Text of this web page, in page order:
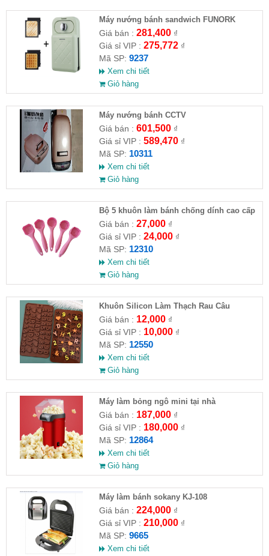
Máy nướng bánh sandwich FUNORK
Giá bán : 281,400₫
Giá sỉ VIP : 275,772₫
Mã SP: 9237
Xem chi tiết
Giỏ hàng
Máy nướng bánh CCTV
Giá bán : 601,500₫
Giá sỉ VIP : 589,470₫
Mã SP: 10311
Xem chi tiết
Giỏ hàng
Bộ 5 khuôn làm bánh chống dính cao cấp
Giá bán : 27,000₫
Giá sỉ VIP : 24,000₫
Mã SP: 12310
Xem chi tiết
Giỏ hàng
Khuôn Silicon Làm Thạch Rau Câu
Chocolate
Giá bán : 12,000₫
Giá sỉ VIP : 10,000₫
Mã SP: 12550
Xem chi tiết
Giỏ hàng
Máy làm bỏng ngô mini tại nhà
Giá bán : 187,000₫
Giá sỉ VIP : 180,000₫
Mã SP: 12864
Xem chi tiết
Giỏ hàng
Máy làm bánh sokany KJ-108
Giá bán : 224,000₫
Giá sỉ VIP : 210,000₫
Mã SP: 9665
Xem chi tiết